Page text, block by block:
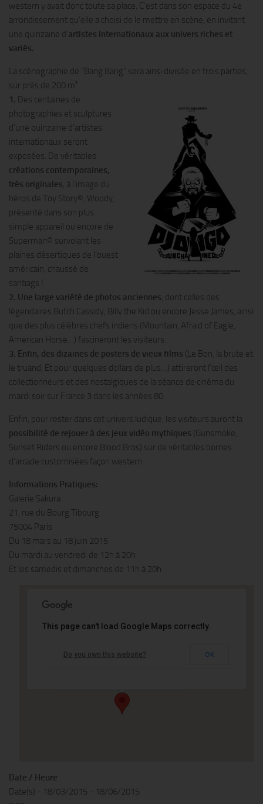
western y avait donc toute sa place. C’est dans son espace du 4e
arrondissement qu’elle a choisi de le mettre en scène, en invitant
une quinzaine d’artistes internationaux aux univers riches et
variés.
La scénographie de “Bang Bang” sera ainsi divisée en trois parties,
sur près de 200 m² :
1. Des centaines de
photographies et sculptures
d’une quinzaine d’artistes
internationaux seront
exposées. De véritables
créations contemporaines,
très originales, à l’image du
héros de Toy Story©, Woody,
présenté dans son plus
simple appareil ou encore de
Superman© survolant les
plaines désertiques de l’ouest
américain, chaussé de
santiags !
2. Une large variété de photos anciennes, dont celles des
légendaires Butch Cassidy, Billy the Kid ou encore Jesse James, ainsi
que des plus célèbres chefs indiens (Mountain, Afraid of Eagle,
American Horse…) fascineront les visiteurs.
3. Enfin, des dizaines de posters de vieux films (Le Bon, la brute et
le truand, Et pour quelques dollars de plus…) attireront l’œil des
collectionneurs et des nostalgiques de la séance de cinéma du
mardi soir sur France 3 dans les années 80.
Enfin, pour rester dans cet univers ludique, les visiteurs auront la
possibilité de rejouer à des jeux vidéo mythiques (Gunsmoke,
Sunset Riders ou encore Blood Bros) sur de véritables bornes
d’arcade customisées façon western.
Informations Pratiques:
Galerie Sakura
21, rue du Bourg Tibourg
75004 Paris
Du 18 mars au 18 juin 2015
Du mardi au vendredi de 12h à 20h
Et les samedis et dimanches de 11h à 20h
This page can't load Google Maps correctly.
Do you own this website? OK
Date / Heure
Date(s) - 18/03/2015 - 18/06/2015